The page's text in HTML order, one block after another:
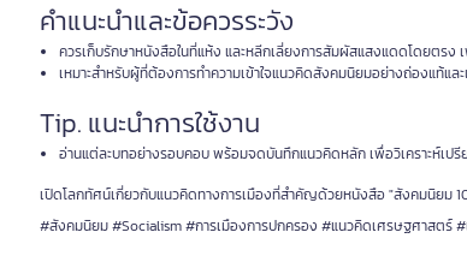
คำแนะนำและข้อควรระวัง
ควรเก็บรักษาหนังสือในที่แห้ง และหลีกเลี่ยงการสัมผัสแสงแดดโดยตร
เหมาะสำหรับผู้ที่ต้องการทำความเข้าใจแนวคิดสังคมนิยมอย่างถ่องแท้แ
Tip. แนะนำการใช้งาน
อ่านแต่ละบทอย่างรอบคอบ พร้อมจดบันทึกแนวคิดหลัก เพื่อวิเคราะห์เป
เปิดโลกทัศน์เกี่ยวกับแนวคิดทางการเมืองที่สำคัญด้วยหนังสือ "สังคมนิยม
#สังคมนิยม #Socialism #การเมืองการปกครอง #แนวคิดเศรษฐศาสตร์